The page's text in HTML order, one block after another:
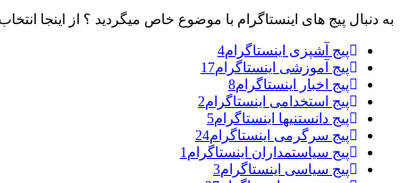
به دنبال پیج های اینستاگرام با موضوع خاص میگردید ؟ از اینجا
پیج آشپزی اینستاگرام4
پیج آموزشی اینستاگرام17
پیج اخبار اینستاگرام8
پیج استخدامی اینستاگرام2
پیج دانستنیها اینستاگرام5
پیج سرگرمی اینستاگرام24
پیج سیاستمداران اینستاگرام 1
پیج سیاسی اینستاگرام3